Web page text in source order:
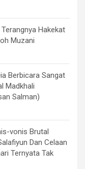
Hakekat
Muzani
Berbicara Sangat
Madkhali
Salman)
vonis Brutal
Dan Celaan
Ternyata Tak